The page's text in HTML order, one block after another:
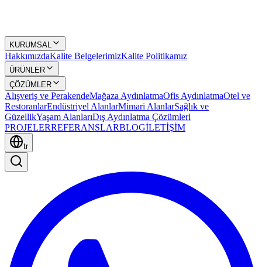
KURUMSAL
HakkımızdaKalite BelgelerimizKalite Politikamız
ÜRÜNLER
ÇÖZÜMLER
Alışveriş ve PerakendeMağaza AydınlatmaOfis AydınlatmaOtel ve
RestoranlarEndüstriyel AlanlarMimari AlanlarSağlık ve
GüzellikYaşam AlanlarıDış Aydınlatma Çözümleri
PROJELERREFERANSLARBLOGİLETİŞİM
tr